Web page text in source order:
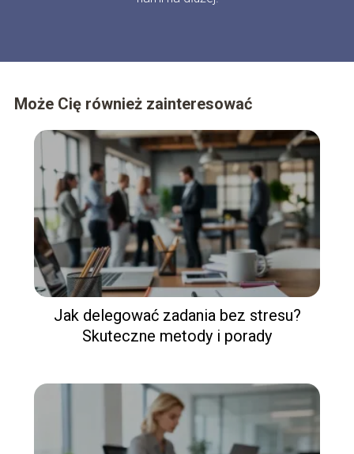
Może Cię również zainteresować
Jak delegować zadania bez stresu?
Skuteczne metody i porady